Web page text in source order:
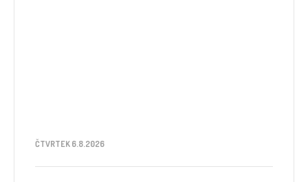
ČTVRTEK 6.8.2026